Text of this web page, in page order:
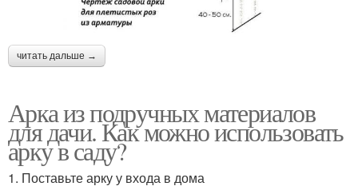
читать дальше →
Арка из подручных материалов
для дачи. Как можно использовать
арку в саду?
1. Поставьте арку у входа в дома